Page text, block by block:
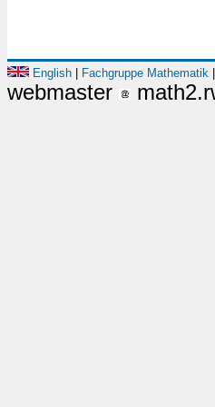
English Fachgruppe Mathematik
webmaster